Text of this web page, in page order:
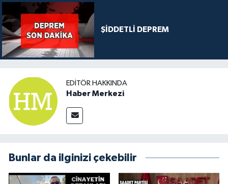
ŞİDDETLİ DEPREM
EDITÖR HAKKINDA
Haber Merkezi
Bunlar da ilginizi çekebilir